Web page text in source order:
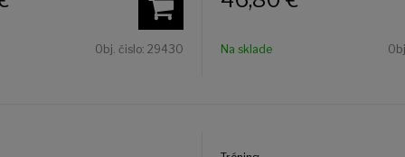
Obj. čislo: 29430 Na sklade